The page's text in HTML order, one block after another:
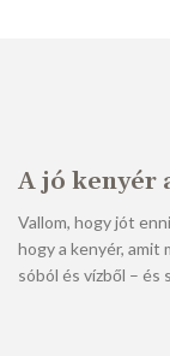
A jó kenyér
Vallom, hogy jót
hogy a kenyér, amit
sóból és vízből – és